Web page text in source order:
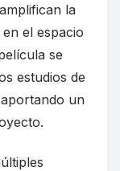
la
el espacio
se
estudios de
un